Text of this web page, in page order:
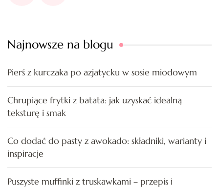
Najnowsze na blogu
Pierś z kurczaka po azjatycku w sosie miodowym
Chrupiące frytki z batata: jak uzyskać idealną
teksturę i smak
Co dodać do pasty z awokado: składniki, warianty i
inspiracje
Puszyste muffinki z truskawkami – przepis i